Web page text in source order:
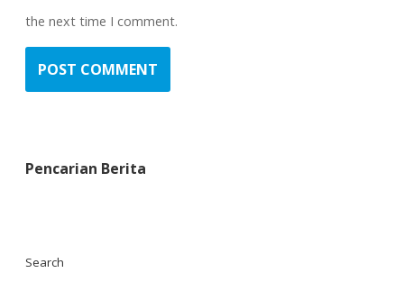
the next time I comment.
Pencarian Berita
Search